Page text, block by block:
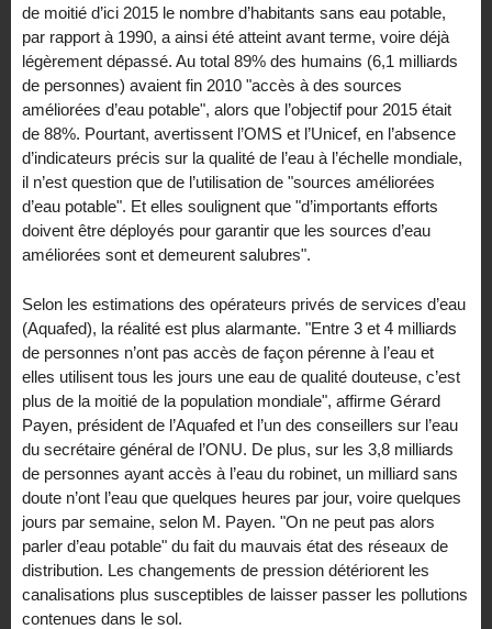
de moitié d’ici 2015 le nombre d’habitants sans eau potable,
par rapport à 1990, a ainsi été atteint avant terme, voire déjà
légèrement dépassé. Au total 89% des humains (6,1 milliards
de personnes) avaient fin 2010 "accès à des sources
améliorées d’eau potable", alors que l’objectif pour 2015 était
de 88%. Pourtant, avertissent l’OMS et l’Unicef, en l’absence
d’indicateurs précis sur la qualité de l’eau à l’échelle mondiale,
il n’est question que de l’utilisation de "sources améliorées
d’eau potable". Et elles soulignent que "d’importants efforts
doivent être déployés pour garantir que les sources d’eau
améliorées sont et demeurent salubres".
Selon les estimations des opérateurs privés de services d’eau
(Aquafed), la réalité est plus alarmante. "Entre 3 et 4 milliards
de personnes n’ont pas accès de façon pérenne à l’eau et
elles utilisent tous les jours une eau de qualité douteuse, c’est
plus de la moitié de la population mondiale", affirme Gérard
Payen, président de l’Aquafed et l’un des conseillers sur l’eau
du secrétaire général de l’ONU. De plus, sur les 3,8 milliards
de personnes ayant accès à l’eau du robinet, un milliard sans
doute n’ont l’eau que quelques heures par jour, voire quelques
jours par semaine, selon M. Payen. "On ne peut pas alors
parler d’eau potable" du fait du mauvais état des réseaux de
distribution. Les changements de pression détériorent les
canalisations plus susceptibles de laisser passer les pollutions
contenues dans le sol.